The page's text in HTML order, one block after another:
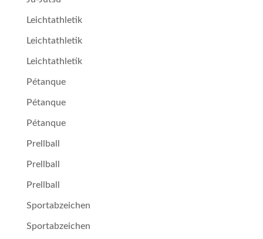
Leichtathletik
Leichtathletik
Leichtathletik
Pétan­que
Pétan­que
Pétan­que
Prellball
Prellball
Prellball
Sportabzeichen
Sportabzeichen